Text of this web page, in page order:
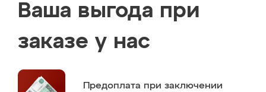
Ваша выгода при
заказе у нас
Предоплата при заключении